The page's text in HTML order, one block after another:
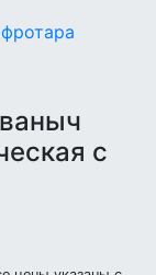
с